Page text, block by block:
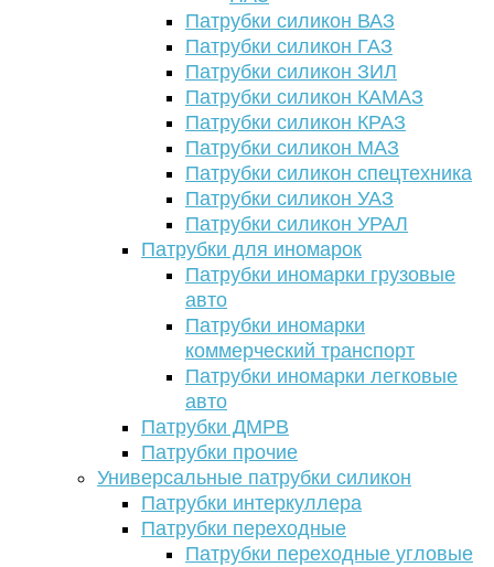
Патрубки силикон ВАЗ
Патрубки силикон ГАЗ
Патрубки силикон ЗИЛ
Патрубки силикон КАМАЗ
Патрубки силикон КРАЗ
Патрубки силикон МАЗ
Патрубки силикон спецтехника
Патрубки силикон УАЗ
Патрубки силикон УРАЛ
Патрубки для иномарок
Патрубки иномарки грузовые
авто
Патрубки иномарки
коммерческий транспорт
Патрубки иномарки легковые
авто
Патрубки ДМРВ
Патрубки прочие
Универсальные патрубки силикон
Патрубки интеркуллера
Патрубки переходные
Патрубки переходные угловые